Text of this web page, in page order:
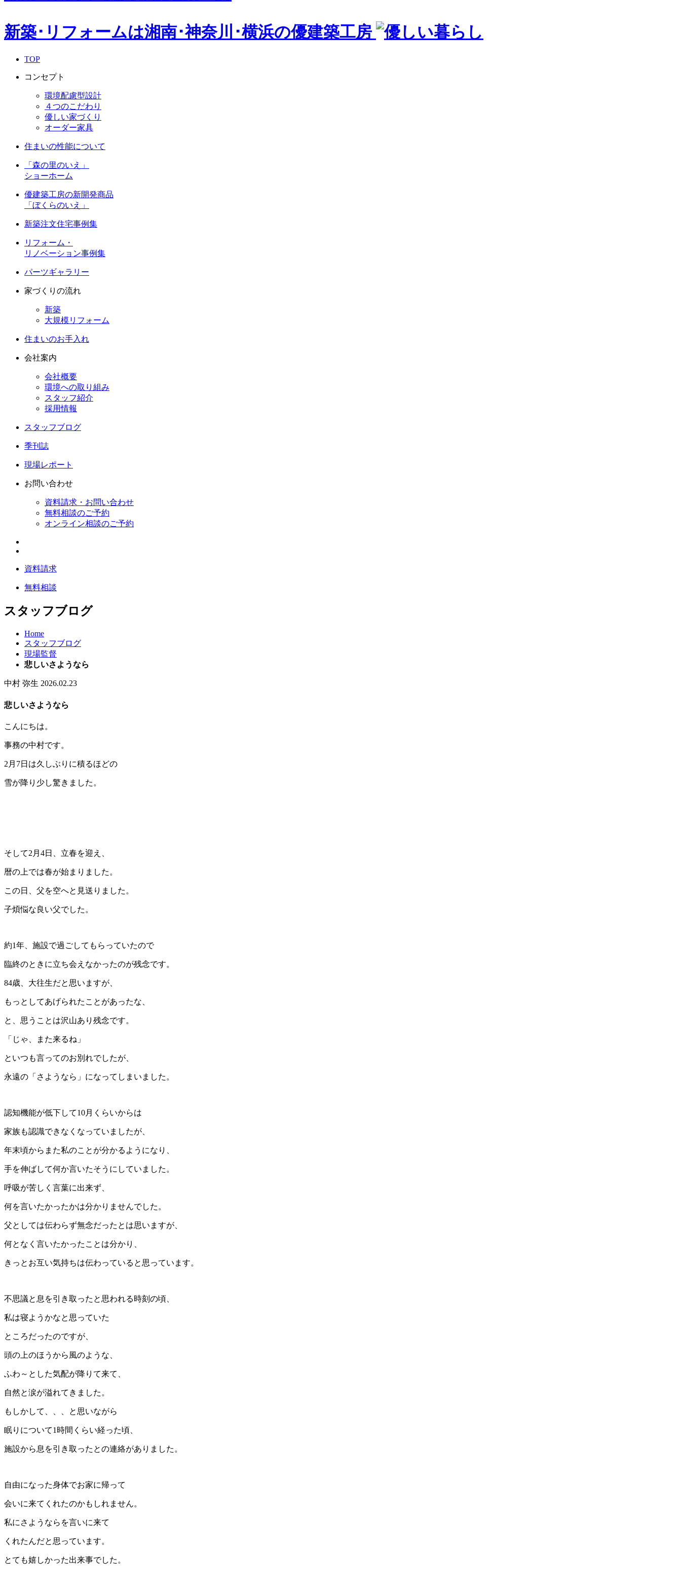
新築･リフォームは湘南･神奈川･横浜の優建築工房
TOP
コンセプト
環境配慮型設計
４つのこだわり
優しい家づくり
オーダー家具
住まいの性能について
「森の里のいえ」
ショーホーム
優建築工房の新開発商品
「ぼくらのいえ」
新築注文住宅事例集
リフォーム・
リノベーション事例集
パーツギャラリー
家づくりの流れ
新築
大規模リフォーム
住まいのお手入れ
会社案内
会社概要
環境への取り組み
スタッフ紹介
採用情報
スタッフブログ
季刊誌
現場レポート
お問い合わせ
資料請求・お問い合わせ
無料相談のご予約
オンライン相談のご予約
資料請求
無料相談
スタッフブログ
Home
スタッフブログ
現場監督
悲しいさようなら
中村 弥生 2026.02.23
悲しいさようなら
こんにちは。
事務の中村です。
2月7日は久しぶりに積るほどの
雪が降り少し驚きました。
そして2月4日、立春を迎え、
暦の上では春が始まりました。
この日、父を空へと見送りました。
子煩悩な良い父でした。
約1年、施設で過ごしてもらっていたので
臨終のときに立ち会えなかったのが残念です。
84歳、大往生だと思いますが、
もっとしてあげられたことがあったな、
と、思うことは沢山あり残念です。
「じゃ、また来るね」
といつも言ってのお別れでしたが、
永遠の「さようなら」になってしまいました。
認知機能が低下して10月くらいからは
家族も認識できなくなっていましたが、
年末頃からまた私のことが分かるようになり、
手を伸ばして何か言いたそうにしていました。
呼吸が苦しく言葉に出来ず、
何を言いたかったかは分かりませんでした。
父としては伝わらず無念だったとは思いますが、
何となく言いたかったことは分かり、
きっとお互い気持ちは伝わっていると思っています。
不思議と息を引き取ったと思われる時刻の頃、
私は寝ようかなと思っていた
ところだったのですが、
頭の上のほうから風のような、
ふわ～とした気配が降りて来て、
自然と涙が溢れてきました。
もしかして、、、と思いながら
眠りについて1時間くらい経った頃、
施設から息を引き取ったとの連絡がありました。
自由になった身体でお家に帰って
会いに来てくれたのかもしれません。
私にさようならを言いに来て
くれたんだと思っています。
とても嬉しかった出来事でした。